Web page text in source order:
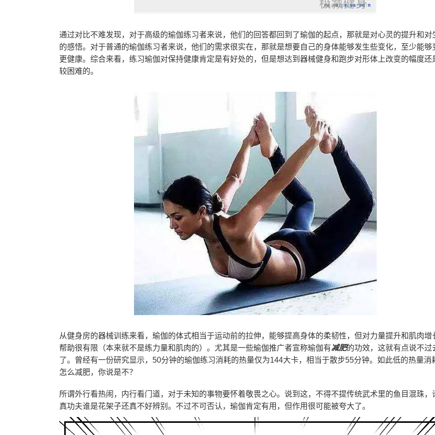
通过对比不难发现，对于高级的瑜伽练习者来说，他们的回答都回到了瑜伽的起点，那就是对心灵的提升和对
的感悟。对于普通的瑜伽练习者来说，他们的需求很实在，那就是想要自己的身体能够发生些变化，至少能够
更健康。综合来看，练习瑜伽对保持健康肯定是有好处的，但是想达到器械健身和跑步对形体上改变的幅度还
较困难的。
从健身房的器械训练来看，瑜伽的体式相当于运动前的拉伸，能够提高身体的柔韧性，但对力量提升和肌肉增
帮助很有限（本来就不是练力量和肌肉的）。尤其是一些瑜伽推广者宣称瑜伽有减肥的功效，这就有点说不过
了。曾经有一份研究显示，50分钟的瑜伽练习消耗的热量仅为144大卡，相当于散步55分钟。如此低的热量消
怎么减肥，你说是不？
所谓外行看热闹，内行看门道，对于未知的事物要怀着敬畏之心。说到这，不得不提传统武术里的鱼目混珠，
真功夫谁是花架子还真不好辨别。不过不可否认，瑜伽肯定有用，但作用很可能被夸大了。